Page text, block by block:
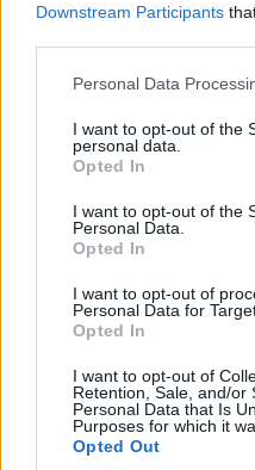
Downstream Participants
Please note that this
not limited to your visit or
grant or deny consent to
use your data for below
consent section.
Personal Data
I want to opt-out of the
personal data.
Opted In
I want to opt-out of the
Personal Data.
Opted In
I want to opt-out of
Personal Data for
Opted In
I want to opt-out of
Retention, Sale, and/or
Personal Data that Is
Purposes for which it
Opted Out
nemcsak szebb és
egyenesen a Halo
fordultak tanácsért,
milyennek is kellene az
A Microsoft
Software ugyanígy
élvezetesebbé varázsolni
Unreal Engine-es